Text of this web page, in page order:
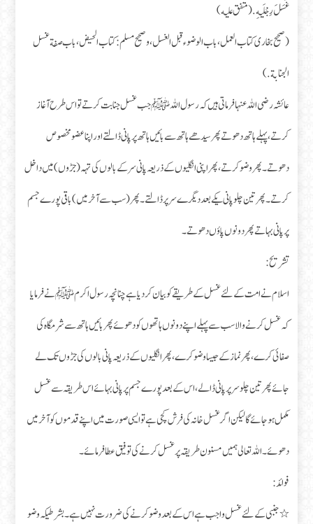
غَسَلَ رِجْلَيهِ. (متفق عليه)
(صحیح بخاری کتاب العمل، باب الوضوء قبل الغسل، و صحیح مسلم: كتاب الحيض، باب صفة غسل
الجنابة.)
عائشہ رضی اللہ عنہا فرماتی ہیں کہ رسول اللہ ﷺ جب غسل جنابت کرتے تو اس طرح آغاز
کرتے، پہلے ہاتھ دھوتے پھر سیدھے ہاتھ سے بائیں ہاتھ پر پانی ڈالتے اور اپنا عضو مخصوص
دھوتے۔ پھر وضو کرتے، پھر اپنی انگلیوں کے ذریعہ پانی سر کے بالوں کی تہہ (جڑوں) میں داخل
کرتے۔ پھر تین چلو پانی یکے بعد دیگرے سر پر ڈالتے۔ پھر (سب سے آخر میں) باقی پورے جسم
پر پانی بہاتے پھر دونوں پاؤں دھوتے۔
تشریح:
اسلام نے امت کے لئے غسل کے طریقے کو بیان کر دیا ہے چنانچہ رسول اکرمﷺ نے فرمایا
کہ غسل کرنے والا سب سے پہلے اپنے دونوں ہاتھوں کو دھوئے پھر بائیں ہاتھ سے شرمگاہ کی
صفائی کرے، پھر نماز کے جیسا وضو کرے، پھر انگلیوں کے ذریعہ پانی بالوں کی جڑوں تک لے
جائے پھر تین چلو سر پر پانی ڈالے، اس کے بعد پورے جسم پر پانی بہائے اس طریقہ سے غسل
مکمل ہو جائے گا لیکن اگر غسل خانہ کی فرش کچی ہے تو ایسی صورت میں اپنے قدموں کو آخر میں
دھوئے۔ اللہ تعالی ہمیں مسنون طریقہ پر غسل کرنے کی توفیق عطا فرمائے۔
فوائد:
٭ جنبی کے لئے غسل واجب ہے اس کے بعد وضو کرنے کی ضرورت نہیں ہے۔ بشرطیکہ وضو